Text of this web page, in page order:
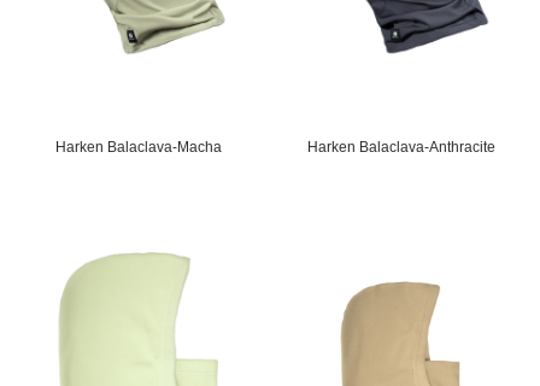
Harken Balaclava-Macha Harken Balaclava-Anthracite